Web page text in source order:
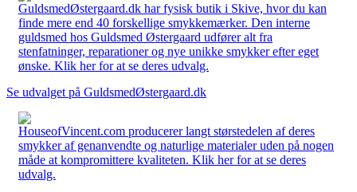
GuldsmedØstergaard.dk har fysisk butik i Skive, hvor du kan
finde mere end 40 forskellige smykkemærker. Den interne
guldsmed hos Guldsmed Østergaard udfører alt fra
stenfatninger, reparationer og nye unikke smykker efter eget
ønske. Klik her for at se deres udvalg.
Se udvalget på GuldsmedØstergaard.dk
HouseofVincent.com producerer langt størstedelen af deres
smykker af genanvendte og naturlige materialer uden på nogen
måde at kompromittere kvaliteten. Klik her for at se deres
udvalg.